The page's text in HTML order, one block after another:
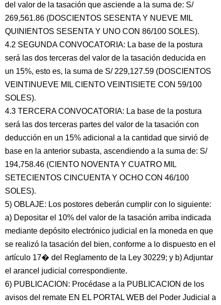
del valor de la tasación que asciende a la suma de: S/
269,561.86 (DOSCIENTOS SESENTA Y NUEVE MIL
QUINIENTOS SESENTA Y UNO CON 86/100 SOLES).
4.2 SEGUNDA CONVOCATORIA: La base de la postura
será las dos terceras del valor de la tasación deducida en
un 15%, esto es, la suma de S/ 229,127.59 (DOSCIENTOS
VEINTINUEVE MIL CIENTO VEINTISIETE CON 59/100
SOLES).
4.3 TERCERA CONVOCATORIA: La base de la postura
será las dos terceras partes del valor de la tasación con
deducción en un 15% adicional a la cantidad que sirvió de
base en la anterior subasta, ascendiendo a la suma de: S/
194,758.46 (CIENTO NOVENTA Y CUATRO MIL
SETECIENTOS CINCUENTA Y OCHO CON 46/100
SOLES).
5) OBLAJE: Los postores deberán cumplir con lo siguiente:
a) Depositar el 10% del valor de la tasación arriba indicada
mediante depósito electrónico judicial en la moneda en que
se realizó la tasación del bien, conforme a lo dispuesto en el
artículo 17� del Reglamento de la Ley 30229; y b) Adjuntar
el arancel judicial correspondiente.
6) PUBLICACION: Procédase a la PUBLICACION de los
avisos del remate EN EL PORTAL WEB del Poder Judicial a